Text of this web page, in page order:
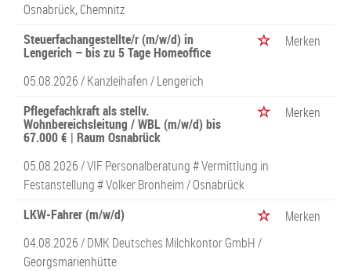
Osnabrück, Chemnitz
Steuerfachangestellte/r (m/w/d) in
Lengerich – bis zu 5 Tage Homeoffice
Merken
05.08.2026 /Kanzleihafen/ Lengerich
Pflegefachkraft als stellv.
Wohnbereichsleitung / WBL (m/w/d) bis
67.000 € | Raum Osnabrück
Merken
05.08.2026 /VIF Personalberatung # Vermittlung in
Festanstellung # Volker Bronheim/ Osnabrück
LKW-Fahrer (m/w/d)
Merken
04.08.2026 /DMK Deutsches Milchkontor GmbH/
Georgsmarienhütte